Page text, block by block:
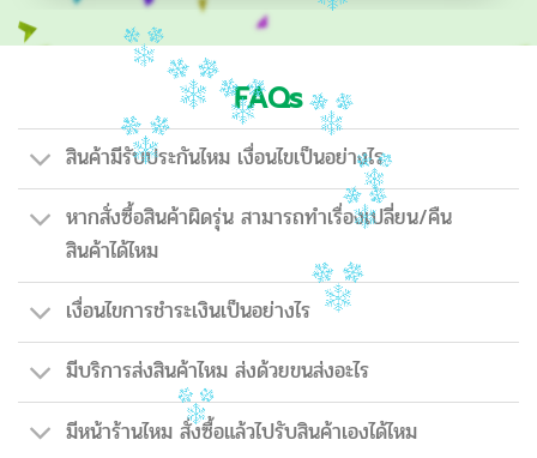
FAQs
สินค้ามีรับประกันไหม เงื่อนไขเป็นอย่างไร
หากสั่งซื้อสินค้าผิดรุ่น สามารถทำเรื่องเปลี่ยน/คืน
สินค้าได้ไหม
เงื่อนไขการชำระเงินเป็นอย่างไร
มีบริการส่งสินค้าไหม ส่งด้วยขนส่งอะไร
มีหน้าร้านไหม สั่งซื้อแล้วไปรับสินค้าเองได้ไหม